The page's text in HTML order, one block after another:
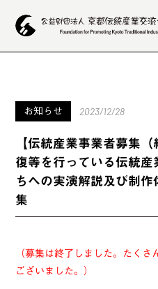
お知らせ 2023/12/28
【伝統産業事業者募集
復等を行っている伝統
ちへの実演解説及び制
集
（募集は終了しました。たくさ
ございました。）